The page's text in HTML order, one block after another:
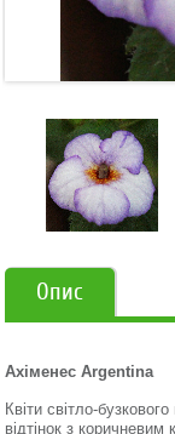
Опис
Ахіменес Argentina
Квіти світло-
відтінок з